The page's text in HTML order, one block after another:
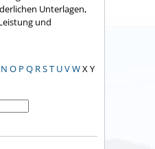
Unterlagen,
und
N O P Q RST UVWXY